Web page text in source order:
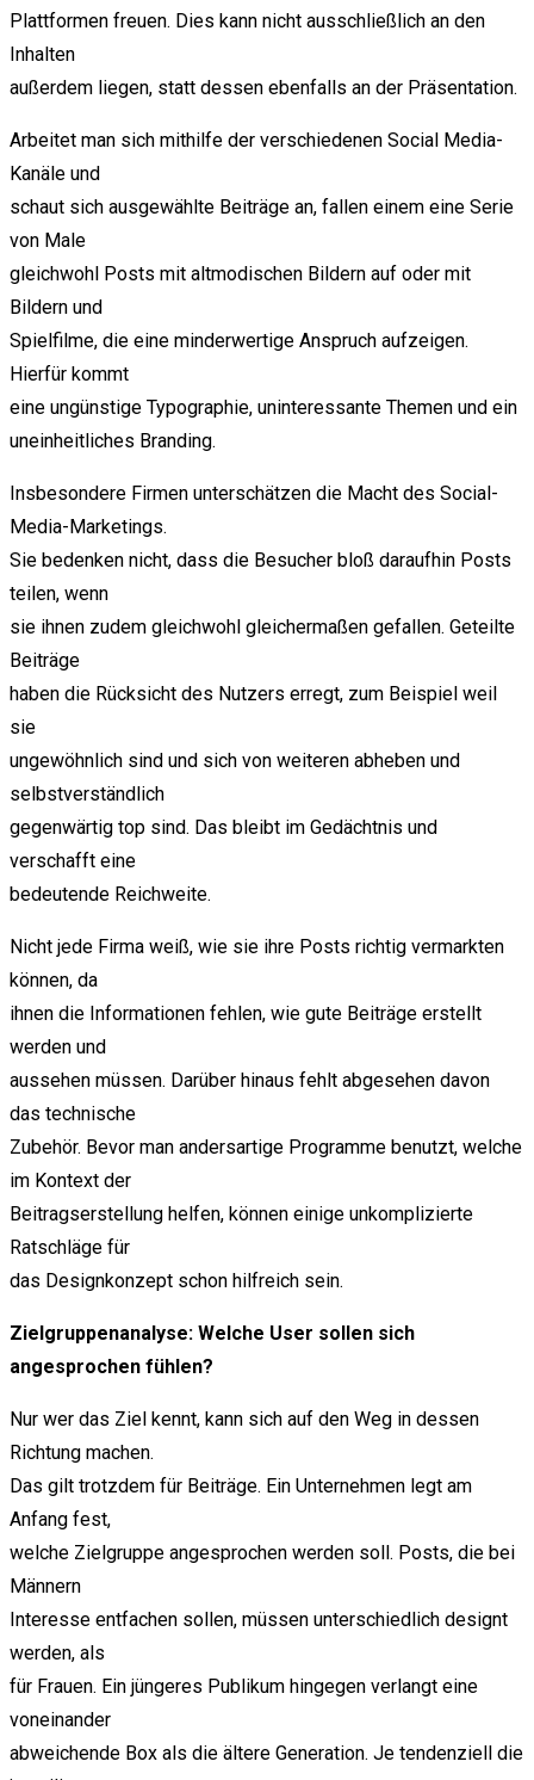
Plattformen freuen. Dies kann nicht ausschließlich an den
Inhalten
außerdem liegen, statt dessen ebenfalls an der Präsentation.
Arbeitet man sich mithilfe der verschiedenen Social Media-
Kanäle und
schaut sich ausgewählte Beiträge an, fallen einem eine Serie
von Male
gleichwohl Posts mit altmodischen Bildern auf oder mit
Bildern und
Spielfilme, die eine minderwertige Anspruch aufzeigen.
Hierfür kommt
eine ungünstige Typographie, uninteressante Themen und ein
uneinheitliches Branding.
Insbesondere Firmen unterschätzen die Macht des Social-
Media-Marketings.
Sie bedenken nicht, dass die Besucher bloß daraufhin Posts
teilen, wenn
sie ihnen zudem gleichwohl gleichermaßen gefallen. Geteilte
Beiträge
haben die Rücksicht des Nutzers erregt, zum Beispiel weil
sie
ungewöhnlich sind und sich von weiteren abheben und
selbstverständlich
gegenwärtig top sind. Das bleibt im Gedächtnis und
verschafft eine
bedeutende Reichweite.
Nicht jede Firma weiß, wie sie ihre Posts richtig vermarkten
können, da
ihnen die Informationen fehlen, wie gute Beiträge erstellt
werden und
aussehen müssen. Darüber hinaus fehlt abgesehen davon
das technische
Zubehör. Bevor man andersartige Programme benutzt, welche
im Kontext der
Beitragserstellung helfen, können einige unkomplizierte
Ratschläge für
das Designkonzept schon hilfreich sein.
Zielgruppenanalyse: Welche User sollen sich
angesprochen fühlen?
Nur wer das Ziel kennt, kann sich auf den Weg in dessen
Richtung machen.
Das gilt trotzdem für Beiträge. Ein Unternehmen legt am
Anfang fest,
welche Zielgruppe angesprochen werden soll. Posts, die bei
Männern
Interesse entfachen sollen, müssen unterschiedlich designt
werden, als
für Frauen. Ein jüngeres Publikum hingegen verlangt eine
voneinander
abweichende Box als die ältere Generation. Je tendenziell die